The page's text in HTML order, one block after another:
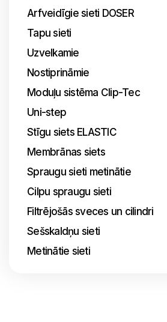
Arfveidīgie sieti DOSER
Tapu sieti
Uzvelkamie
Nostiprināmie
Moduļu sistēma Clip-Tec
Uni-step
Stīgu siets ELASTIC
Membrānas siets
Spraugu sieti metinātie
Cilpu spraugu sieti
Filtrējošās sveces un cilindri
Sešskaldņu sieti
Metinātie sieti